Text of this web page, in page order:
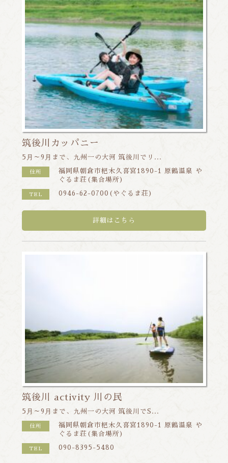
筑後川カッパニー
5⽉～9⽉まで、九州一の大河 筑後川でリ...
住所
福岡県朝倉市杷木久喜宮1890-1 原鶴温泉 や
ぐるま荘(集合場所)
TEL 0946-62-0700(やぐるま荘)
詳細はこちら
筑後川 activity 川の民
5⽉～9⽉まで、九州一の大河 筑後川でS...
住所
福岡県朝倉市杷木久喜宮1890-1 原鶴温泉 や
ぐるま荘(集合場所)
TEL 090-8395-5480